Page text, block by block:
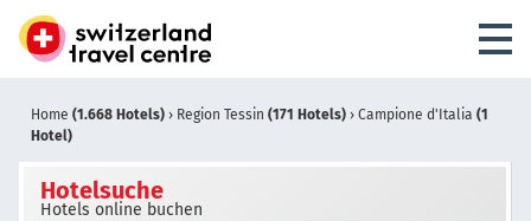
Home (1.668 Hotels) › Region Tessin (171 Hotels) › Campione d'Italia (1
Hotel)
Hotelsuche
Hotels online buchen